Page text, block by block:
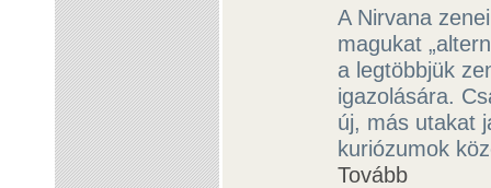
A Nirvana
magukat
a legtöbbjük
igazolására.
új, más utakat
kuriózumok
Tovább